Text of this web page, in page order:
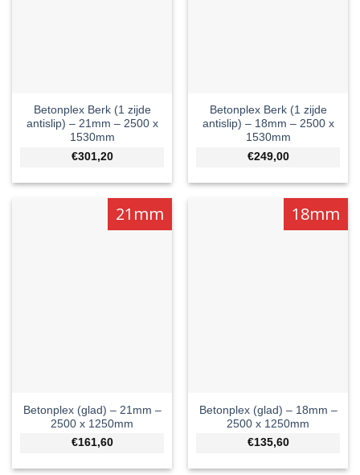
Betonplex Berk (1 zijde
antislip) – 21mm – 2500 x
1530mm
€301,20
Betonplex Berk (1 zijde
antislip) – 18mm – 2500 x
1530mm
€249,00
21mm
Betonplex (glad) – 21mm –
2500 x 1250mm
€161,60
18mm
Betonplex (glad) – 18mm –
2500 x 1250mm
€135,60